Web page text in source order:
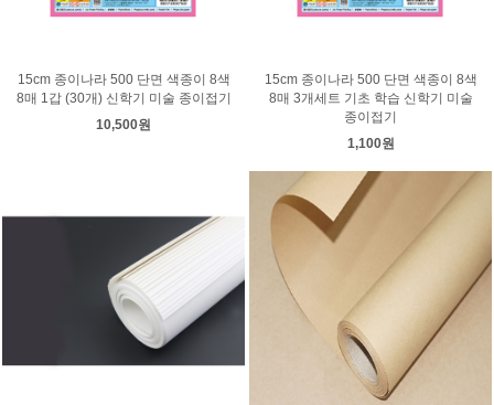
15cm 종이나라 500 단면 색종이 8색
8매 1갑 (30개) 신학기 미술 종이접기
10,500원
15cm 종이나라 500 단면 색종이 8색
8매 3개세트 기초 학습 신학기 미술
종이접기
1,100원